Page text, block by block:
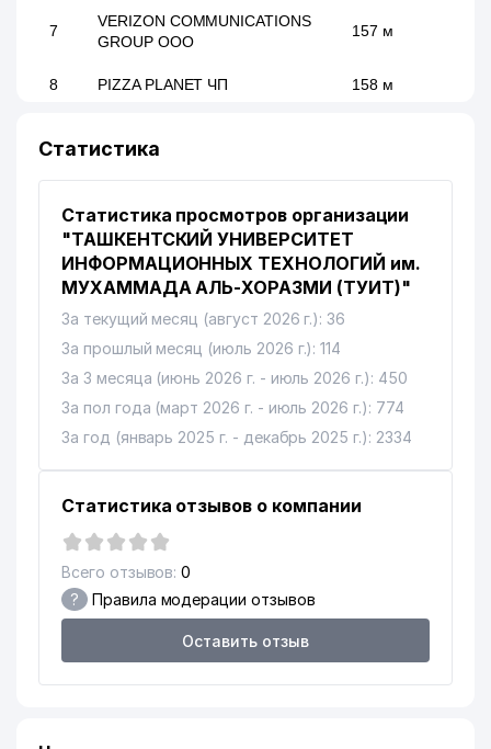
7
VERIZON COMMUNICATIONS
GROUP ООО
157 м
8 PIZZA PLANET ЧП 158 м
11 DIALOG-PLUS ООО 175 м
12 DRUG-TECH ЧП 217 м
13 INTERDENT ЧП 218 м
14 RISE BIOMEDICAL ЧП
PLATINUM EXLUSIVE GROUP
ООО
16 SOGDIANA MK ООО 219 м
18
РЕСПУБЛИКАНСКИЙ
ИНФОРМАЦИОННО-
БИБЛИОТЕЧНЫЙ ЦЕНТР
19 УЗЭКСПОЦЕНТР НВК АО 222 м
MAITRE BUSINESS СЕМЕЙНОЕ
ПРЕДПРИЯТИЕ
Статистика
Статистика просмотров организации
"ТАШКЕНТСКИЙ УНИВЕРСИТЕТ
ИНФОРМАЦИОННЫХ ТЕХНОЛОГИЙ им.
МУХАММАДА АЛЬ-ХОРАЗМИ (ТУИТ)"
За текущий месяц (август 2026 г.): 36
За прошлый месяц (июль 2026 г.): 114
За 3 месяца (июнь 2026 г. - июль 2026 г.): 450
За пол года (март 2026 г. - июль 2026 г.): 774
За год (январь 2025 г. - декабрь 2025 г.): 2334
Статистика отзывов о компании
Всего отзывов: 0
? Правила модерации отзывов
Оставить отзыв